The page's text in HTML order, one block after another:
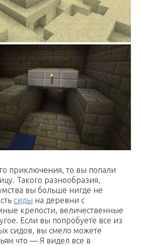
приключения, то вы попали
Такого разнообразия,
вы больше нигде не
сиды на деревни с
крепости, величественные
Если вы попробуете все из
сидов, вы смело можете
что — Я видел все в